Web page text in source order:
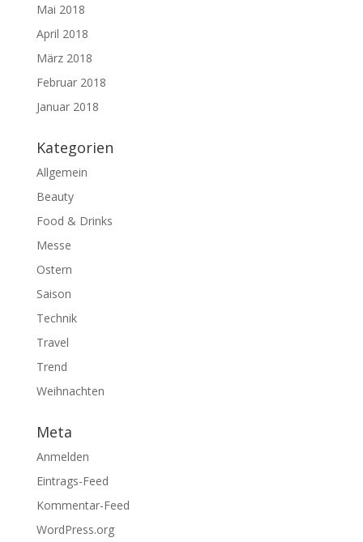
Mai 2018
April 2018
März 2018
Februar 2018
Januar 2018
Kategorien
Allgemein
Beauty
Food & Drinks
Messe
Ostern
Saison
Technik
Travel
Trend
Weihnachten
Meta
Anmelden
Eintrags-Feed
Kommentar-Feed
WordPress.org